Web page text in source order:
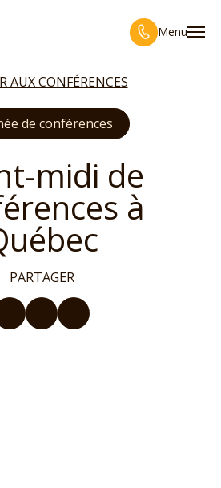
Menu
AUX CONFÉRENCES
de conférences
midi de
à
PARTAGER